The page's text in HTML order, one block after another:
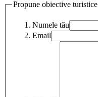
Propune obiective turistice
Numele tău
Email